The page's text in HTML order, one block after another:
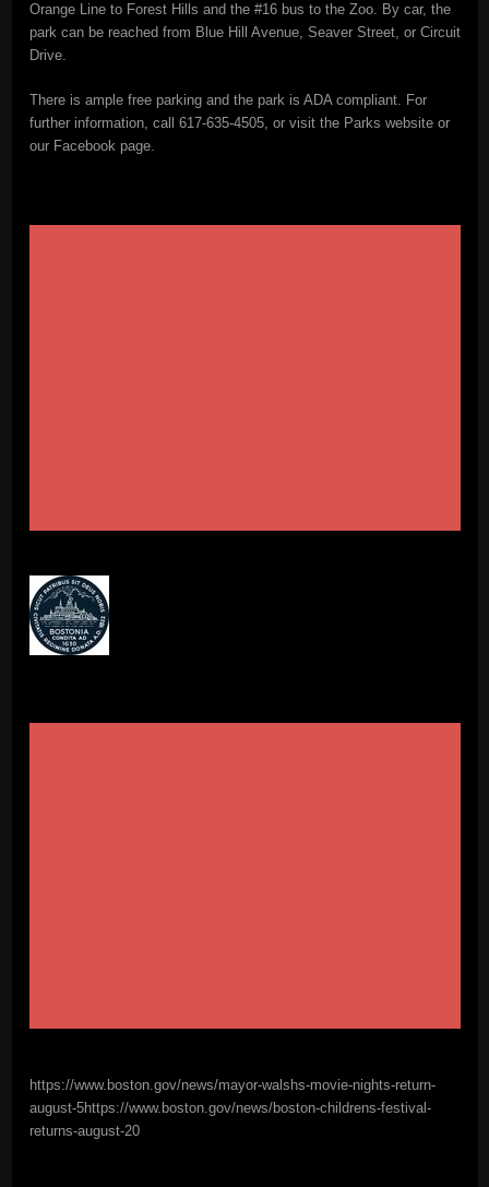
Orange Line to Forest Hills and the #16 bus to the Zoo. By car, the
park can be reached from Blue Hill Avenue, Seaver Street, or Circuit
Drive.
There is ample free parking and the park is ADA compliant. For
further information, call 617-635-4505, or visit the Parks website or
our Facebook page.
https://www.boston.gov/news/mayor-walshs-movie-nights-return-
august-5https://www.boston.gov/news/boston-childrens-festival-
returns-august-20